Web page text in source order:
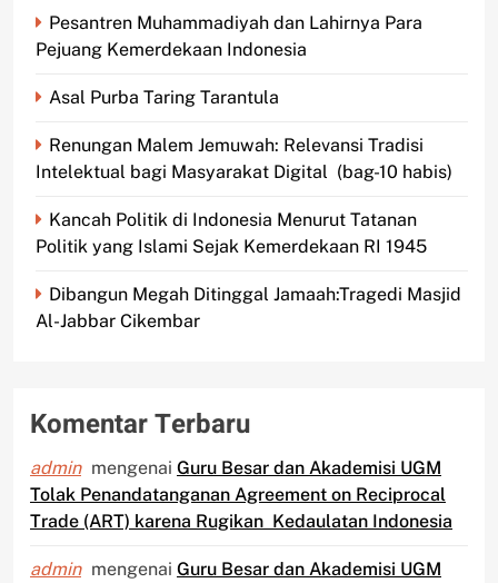
Pesantren Muhammadiyah dan Lahirnya Para
Pejuang Kemerdekaan Indonesia
Asal Purba Taring Tarantula
Renungan Malem Jemuwah: Relevansi Tradisi
Intelektual bagi Masyarakat Digital (bag-10 habis)
Kancah Politik di Indonesia Menurut Tatanan
Politik yang Islami Sejak Kemerdekaan RI 1945
Dibangun Megah Ditinggal Jamaah:Tragedi Masjid
Al-Jabbar Cikembar
Komentar Terbaru
admin mengenai Guru Besar dan Akademisi UGM
Tolak Penandatanganan Agreement on Reciprocal
Trade (ART) karena Rugikan Kedaulatan Indonesia
admin mengenai Guru Besar dan Akademisi UGM